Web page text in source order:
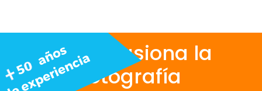
Nos apasiona la
fotografía